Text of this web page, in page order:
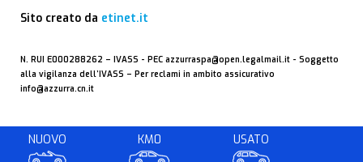
NUOVO KM0 USATO
Sito creato da etinet.it
N. RUI E000288262 – IVASS - PEC azzurraspa@open.legalmail.it - Soggetto
alla vigilanza dell’IVASS – Per reclami in ambito assicurativo
info@azzurra.cn.it